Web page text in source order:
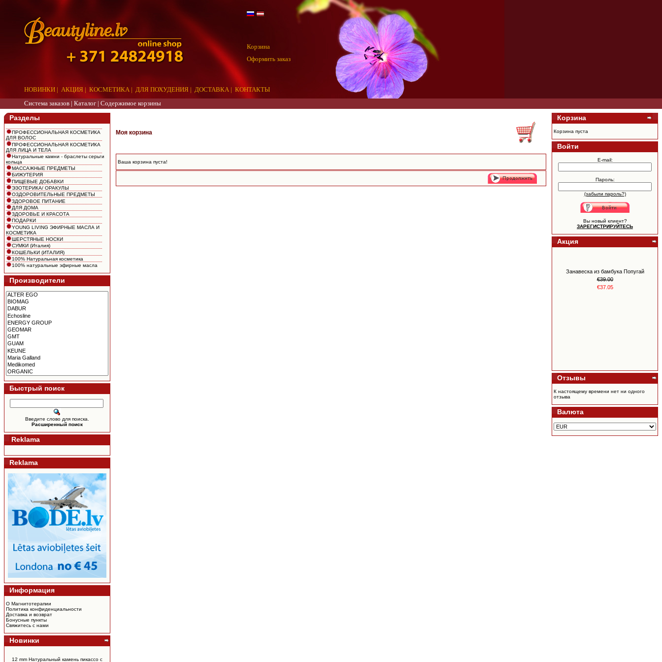
НОВИНКИ | АКЦИЯ | КОСМЕТИКА | ДЛЯ ПОХУДЕНИЯ | ДОСТАВКА | КОНТАКТЫ
Корзина
Оформить заказ
Система заказов | Каталог | Содержимое корзины
Разделы
ПРОФЕССИОНАЛЬНАЯ КОСМЕТИКА
ДЛЯ ВОЛОС
ПРОФЕССИОНАЛЬНАЯ КОСМЕТИКА
ДЛЯ ЛИЦА И ТЕЛА
Натуральные камни - браслеты серьги
кольца
МАССАЖНЫЕ ПРЕДМЕТЫ
БИЖУТЕРИЯ
ПИЩЕВЫЕ ДОБАВКИ
ЭЗОТЕРИКА/ ОРАКУЛЫ
ОЗДОРОВИТЕЛЬНЫЕ ПРЕДМЕТЫ
ЗДОРОВОЕ ПИТАНИЕ
ДЛЯ ДОМА
ЗДОРОВЬЕ И КРАСОТА
ПОДАРКИ
YOUNG LIVING ЭФИРНЫЕ МАСЛА И
КОСМЕТИКА
ШЕРСТЯНЫЕ НОСКИ
СУМКИ (Италия)
КОШЕЛЬКИ (ИТАЛИЯ)
100% Натуральная косметика
100% натуральные эфирные масла
Производители
Быстрый поиск
Введите слово для поиска.
Расширенный поиск
Reklama
Reklama
Информация
О Магнитотерапии
Политика конфиденциальности
Доставка и возврат
Бонусные пункты
Свяжитесь с нами
Новинки
12 mm Натуральный камень пикассо c
Моя корзина
Ваша корзина пуста!
Корзина
Корзина пуста
Войти
E-mail:
Пароль:
(забыли пароль?)
Вы новый клиент?
ЗАРЕГИСТРИРУЙТЕСЬ
Акция
YL коллекция 30 терапевтических
масел Europe 30 Oil Collection
€550.00
Занавеска из бамбука Попугай
€39.00
€37.05
Отзывы
К настоящему времени нет ни одного
отзыва
Валюта